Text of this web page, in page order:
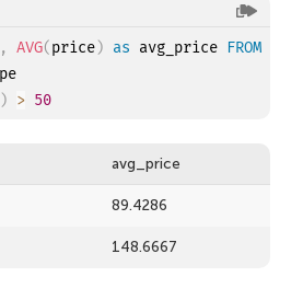
, AVG(price) as avg_price FROM
) > 50
avg_price
89.4286
148.6667